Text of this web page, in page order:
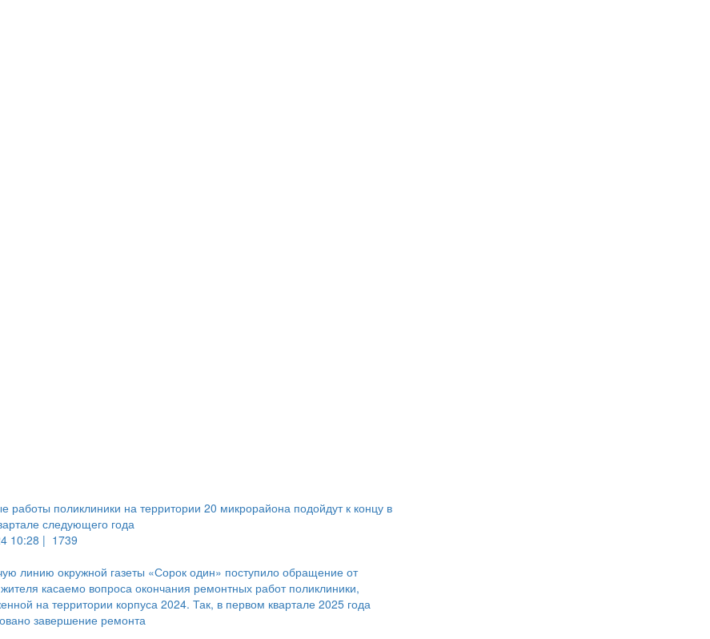
работы поликлиники на территории 20 микрорайона подойдут к концу в
следующего года
10:28 | 1739
линию окружной газеты «Сорок один» поступило обращение от
касаемо вопроса окончания ремонтных работ поликлиники,
на территории корпуса 2024. Так, в первом квартале 2025 года
завершение ремонта